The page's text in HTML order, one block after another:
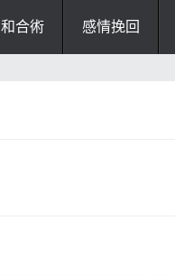
和合術 感情挽回